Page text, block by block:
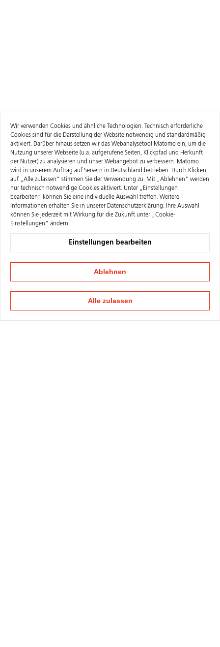
Wir verwenden Cookies und ähnliche Technologien. Technisch erforderliche
Cookies sind für die Darstellung der Website notwendig und standardmäßig
aktiviert. Darüber hinaus setzen wir das Webanalysetool Matomo ein, um die
Nutzung unserer Webseite (u.a. aufgerufene Seiten, Klickpfad und Herkunft
der Nutzer) zu analysieren und unser Webangebot zu verbessern. Matomo
wird in unserem Auftrag auf Servern in Deutschland betrieben. Durch Klicken
auf „Alle zulassen“ stimmen Sie der Verwendung zu. Mit „Ablehnen" werden
nur technisch notwendige Cookies aktiviert. Unter „Einstellungen
bearbeiten“ können Sie eine individuelle Auswahl treffen. Weitere
Informationen erhalten Sie in unserer Datenschutzerklärung. Ihre Auswahl
können Sie jederzeit mit Wirkung für die Zukunft unter „Cookie-
Einstellungen“ ändern.
Einstellungen bearbeiten
Ablehnen
Alle zulassen